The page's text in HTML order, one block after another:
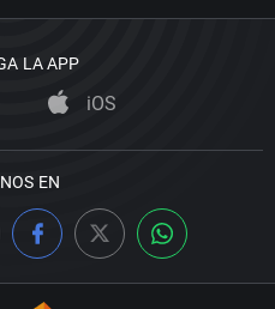
LA APP
iOS
EN